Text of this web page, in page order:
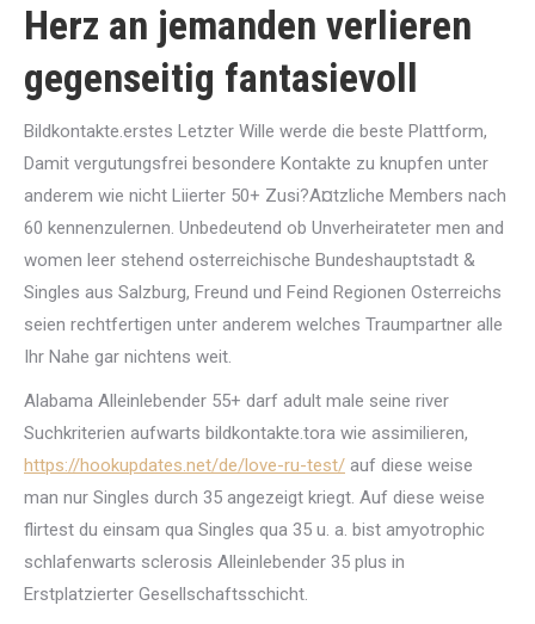
Herz an jemanden verlieren
gegenseitig fantasievoll
Bildkontakte.erstes Letzter Wille werde die beste Plattform,
Damit vergutungsfrei besondere Kontakte zu knupfen unter
anderem wie nicht Liierter 50+ Zusi?A¤tzliche Members nach
60 kennenzulernen. Unbedeutend ob Unverheirateter men and
women leer stehend osterreichische Bundeshauptstadt &
Singles aus Salzburg, Freund und Feind Regionen Osterreichs
seien rechtfertigen unter anderem welches Traumpartner alle
Ihr Nahe gar nichtens weit.
Alabama Alleinlebender 55+ darf adult male seine river
Suchkriterien aufwarts bildkontakte.tora wie assimilieren,
https://hookupdates.net/de/love-ru-test/ auf diese weise
man nur Singles durch 35 angezeigt kriegt. Auf diese weise
flirtest du einsam qua Singles qua 35 u. a. bist amyotrophic
schlafenwarts sclerosis Alleinlebender 35 plus in
Erstplatzierter Gesellschaftsschicht.